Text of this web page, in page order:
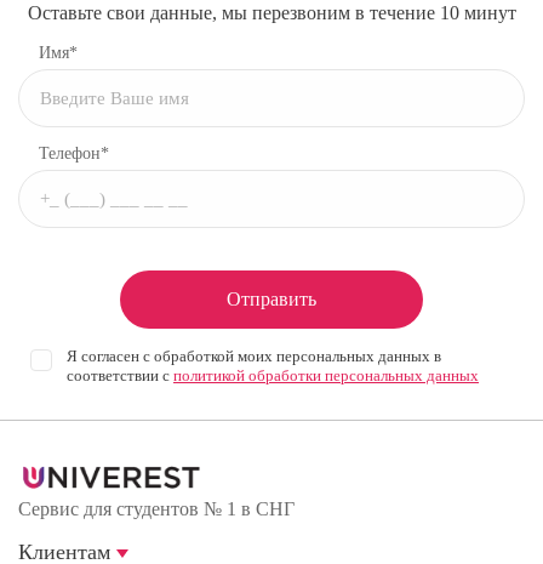
Оставьте свои данные, мы перезвоним в течение 10 минут
Имя*
Телефон*
Отправить
Я согласен с обработкой моих персональных данных в
соответствии с политикой обработки персональных данных
Сервис для студентов № 1 в СНГ
Клиентам